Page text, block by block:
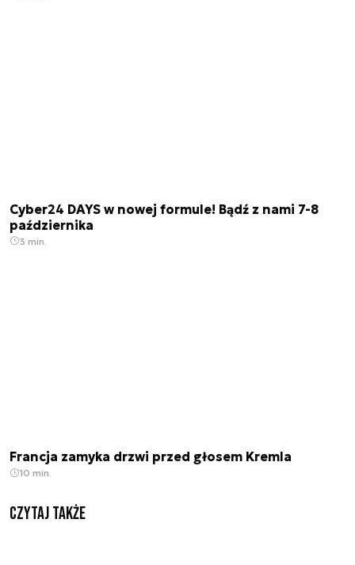
Cyber24 DAYS w nowej formule! Bądź z nami 7-8
października
3 min.
Francja zamyka drzwi przed głosem Kremla
10 min.
Czytaj także